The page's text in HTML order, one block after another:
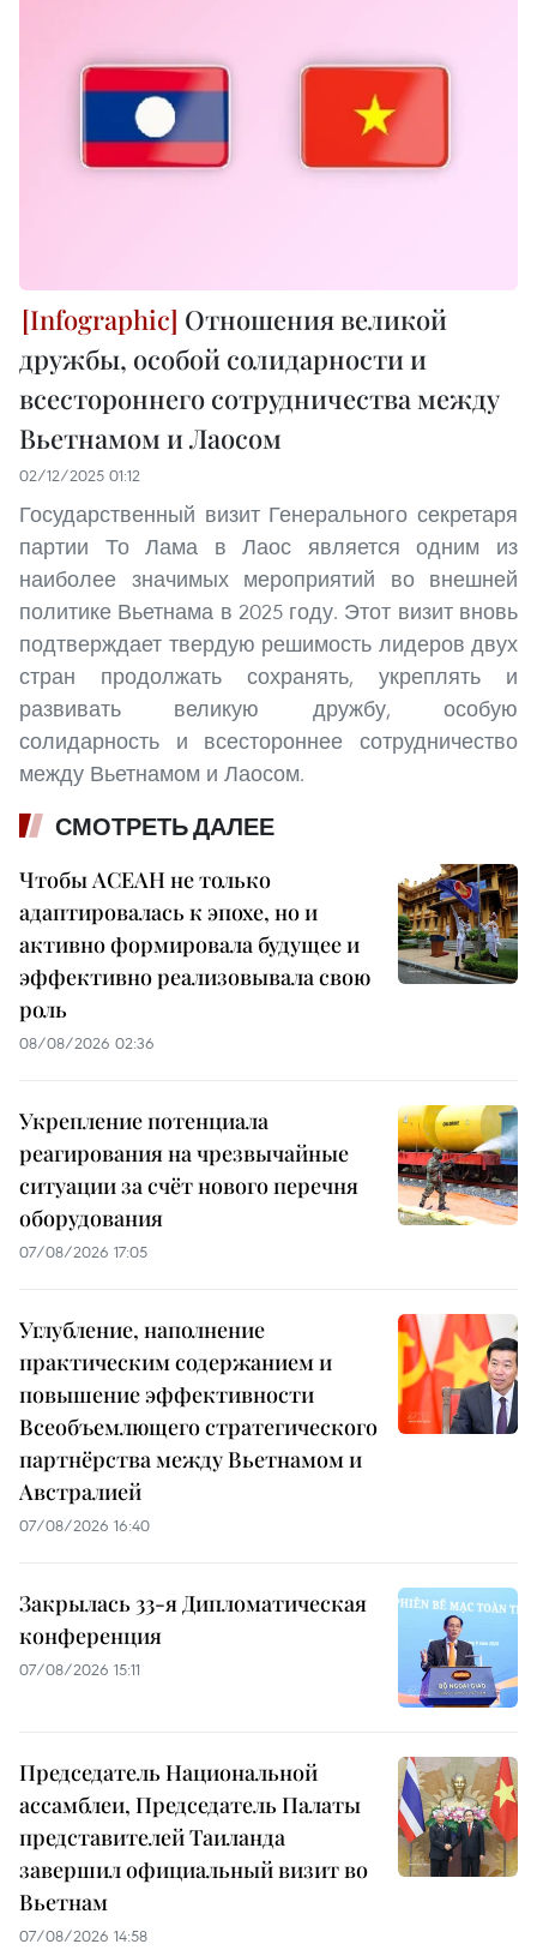
Отношения великой
дружбы, особой солидарности и
всестороннего сотрудничества между
Вьетнамом и Лаосом
02/12/2025 01:12
Государственный визит Генерального секретаря
партии То Лама в Лаос является одним из
наиболее значимых мероприятий во внешней
политике Вьетнама в 2025 году. Этот визит вновь
подтверждает твердую решимость лидеров двух
стран продолжать сохранять, укреплять и
развивать великую дружбу, особую
солидарность и всестороннее сотрудничество
между Вьетнамом и Лаосом.
СМОТРЕТЬ ДАЛЕЕ
Чтобы АСЕАН не только
адаптировалась к эпохе, но и
активно формировала будущее и
эффективно реализовывала свою
роль
08/08/2026 02:36
Укрепление потенциала
реагирования на чрезвычайные
ситуации за счёт нового перечня
оборудования
07/08/2026 17:05
Углубление, наполнение
практическим содержанием и
повышение эффективности
Всеобъемлющего стратегического
партнёрства между Вьетнамом и
Австралией
07/08/2026 16:40
Закрылась 33-я Дипломатическая
конференция
07/08/2026 15:11
Председатель Национальной
ассамблеи, Председатель Палаты
представителей Таиланда
завершил официальный визит во
Вьетнам
07/08/2026 14:58